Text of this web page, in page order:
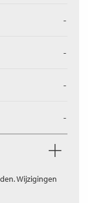
-
-
-
-
Wijzigingen